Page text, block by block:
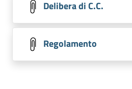
Delibera di C.C.
Regolamento